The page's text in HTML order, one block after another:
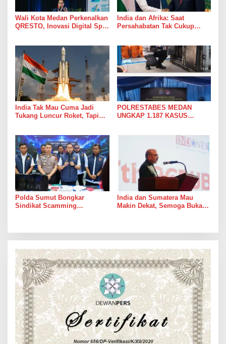
Wali Kota Medan Perkenalkan
QRESTO, Inovasi Digital Split
Leadership Dialogue 2026
India dan Afrika: Saat
Persahabatan Tak Cukup
India Tak Mau Cuma Jadi
Tukang Luncur Roket, Tapi
POLRESTABES MEDAN
UNGKAP 1.187 KASUS
KILOGRAM BARANG BUKTI
Polda Sumut Bongkar
Sindikat Scamming
India dan Sumatera Mau
Makin Dekat, Semoga Bukan